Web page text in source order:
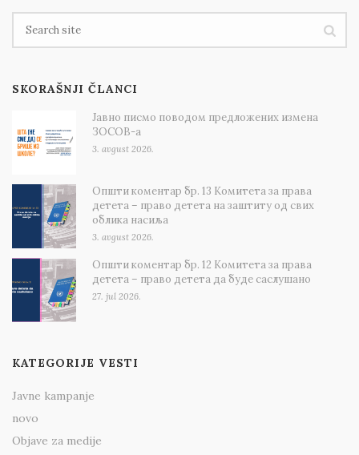
SKORAŠNJI ČLANCI
Јавно писмо поводом предложених измена
ЗОСОВ-а
3. avgust 2026.
Општи коментар бр. 13 Комитета за права
детета – право детета на заштиту од свих
облика насиља
3. avgust 2026.
Општи коментар бр. 12 Комитета за права
детета – право детета да буде саслушано
27. jul 2026.
KATEGORIJE VESTI
Javne kampanje
novo
Objave za medije